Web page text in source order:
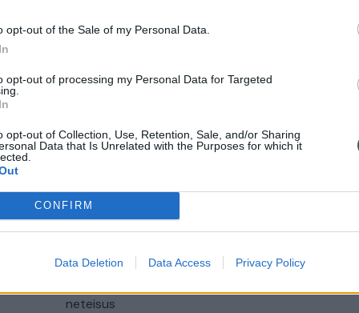
opt-out of the Sale of my Personal Data.
opt-out of processing my Personal Data for Targeted
opt-out of Collection, Use, Retention, Sale, and/or Sharing
Data that Is Unrelated with the Purposes for which it
CONFIRM
Data Deletion Data Access Privacy Policy
festivalio Vilniuje: atskleidė populiariausią
Žinios | Lietuvos diena
00:15:54
V. Zalužno pasisakymą laiko bandymu
neteisus